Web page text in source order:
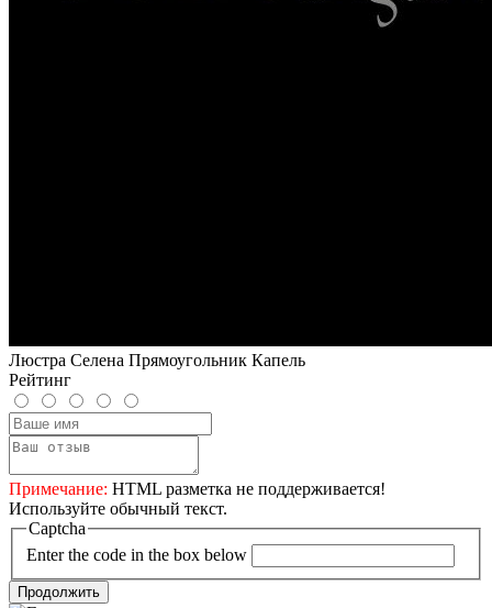
Люстра Селена Прямоугольник Капель
Рейтинг
Примечание: HTML разметка не поддерживается!
Используйте обычный текст.
Captcha
Enter the code in the box below
Продолжить